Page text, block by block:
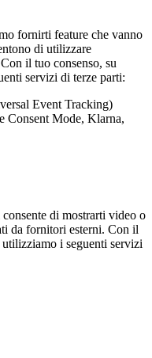
fornirti feature che vanno
di utilizzare
il tuo consenso, su
servizi di terze parti:
Event Tracking)
Consent Mode, Klarna,
di mostrarti video o
da fornitori esterni. Con il
i seguenti servizi